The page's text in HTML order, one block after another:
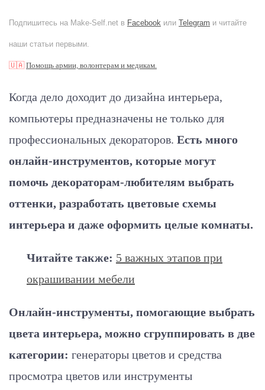
Подпишитесь на Make-Self.net в Facebook или Telegram и читайте
наши статьи первыми.
🇺🇦Помощь армии, волонтерам и медикам.
Когда дело доходит до дизайна интерьера,
компьютеры предназначены не только для
профессиональных декораторов. Есть много
онлайн-инструментов, которые могут
помочь декораторам-любителям выбрать
оттенки, разработать цветовые схемы
интерьера и даже оформить целые комнаты.
Читайте также: 5 важных этапов при
окрашивании мебели
Онлайн-инструменты, помогающие выбрать
цвета интерьера, можно сгруппировать в две
категории: генераторы цветов и средства
просмотра цветов или инструменты